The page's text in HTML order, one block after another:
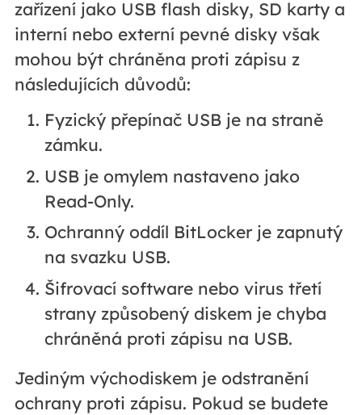
zařízení jako USB flash disky, SD karty a
interní nebo externí pevné disky však
mohou být chráněna proti zápisu z
následujících důvodů:
Fyzický přepínač USB je na straně
zámku.
USB je omylem nastaveno jako
Read-Only.
Ochranný oddíl BitLocker je zapnutý
na svazku USB.
Šifrovací software nebo virus třetí
strany způsobený diskem je chyba
chráněná proti zápisu na USB.
Jediným východiskem je odstranění
ochrany proti zápisu. Pokud se budete